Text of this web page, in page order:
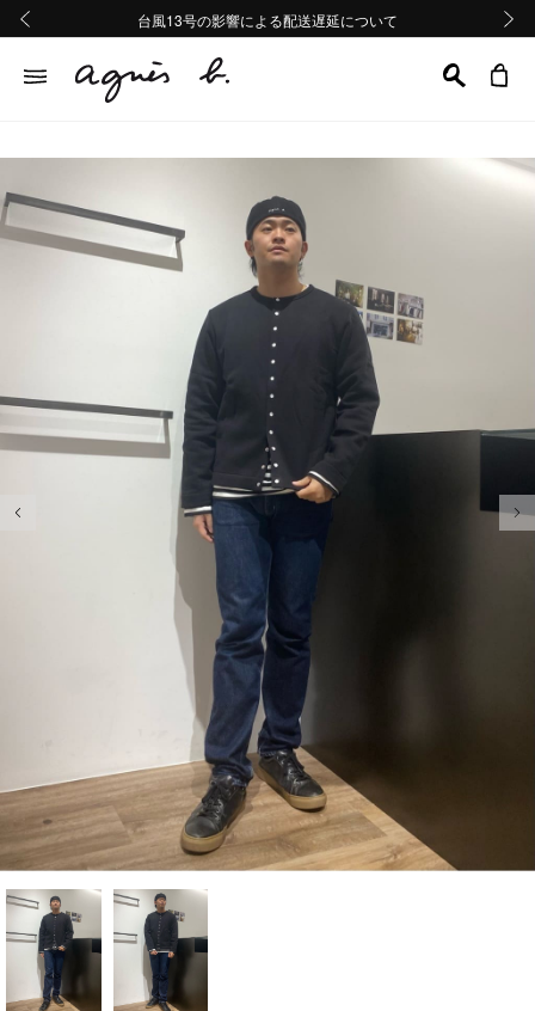
熊本地域地震の影響による配送遅延について
Summer Sale 2buy10%OFF!!
台風13号の影響による配送遅延について
熊本地域地震の影響による配送遅延について
Summer Sale 2buy10%OFF!!
前の画像